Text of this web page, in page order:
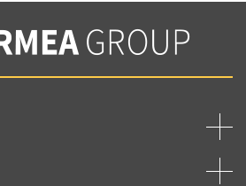
с нашей политикой